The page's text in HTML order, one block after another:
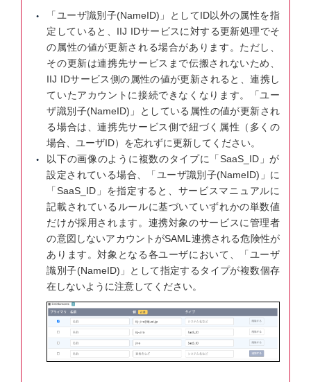
「ユーザ識別子(NameID)」としてID以外の属性を指
定していると、IIJ IDサービスに対する更新処理でそ
の属性の値が更新される場合があります。ただし、
その更新は連携先サービスまで伝搬されないため、
IIJ IDサービス側の属性の値が更新されると、連携し
ていたアカウントに接続できなくなります。「ユー
ザ識別子(NameID)」としている属性の値が更新され
る場合は、連携先サービス側で紐づく属性（多くの
場合、ユーザID）を忘れずに更新してください。
以下の画像のように複数のタイプに「SaaS_ID」が
設定されている場合、「ユーザ識別子(NameID)」に
「SaaS_ID」を指定すると、サービスマニュアルに
記載されているルールに基づいていずれかの単数値
だけが採用されます。連携対象のサービスに管理者
の意図しないアカウントがSAML連携される危険性が
あります。対象となる各ユーザにおいて、「ユーザ
識別子(NameID)」として指定するタイプが複数個存
在しないように注意してください。